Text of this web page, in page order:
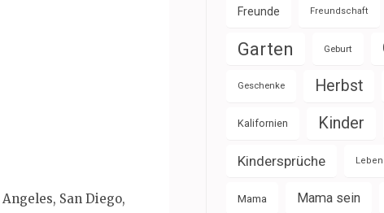
San Diego,
Freunde Freundschaft
Garten Geburt
Geschenke Herbst
Kalifornien Kinder
Kindersprüche Leben
Mama Mama sein